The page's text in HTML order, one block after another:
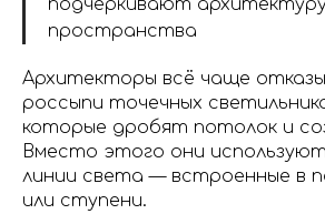
подчеркивают
пространства
Архитекторы всё чаще
россыпи точечных
которые дробят потолок и
Вместо этого они
линии света — встроенные в
или ступени.